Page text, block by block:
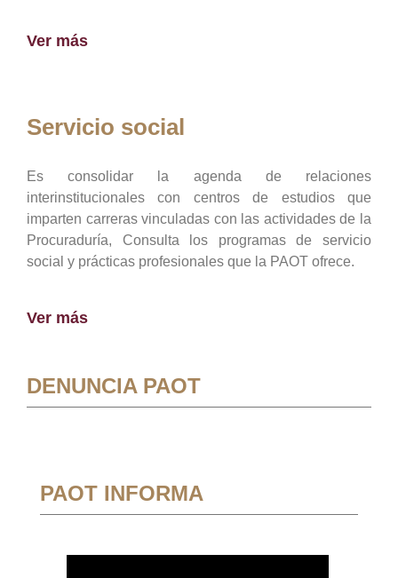
Ver más
Servicio social
Es consolidar la agenda de relaciones
interinstitucionales con centros de estudios que
imparten carreras vinculadas con las actividades de la
Procuraduría, Consulta los programas de servicio
social y prácticas profesionales que la PAOT ofrece.
Ver más
DENUNCIA PAOT
PAOT INFORMA